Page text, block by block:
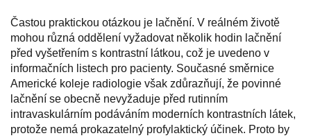
Častou praktickou otázkou je lačnění. V reálném životě
mohou různá oddělení vyžadovat několik hodin lačnění
před vyšetřením s kontrastní látkou, což je uvedeno v
informačních listech pro pacienty. Současné směrnice
Americké koleje radiologie však zdůrazňují, že povinné
lačnění se obecně nevyžaduje před rutinním
intravaskulárním podáváním moderních kontrastních látek,
protože nemá prokazatelný profylaktický účinek. Proto by